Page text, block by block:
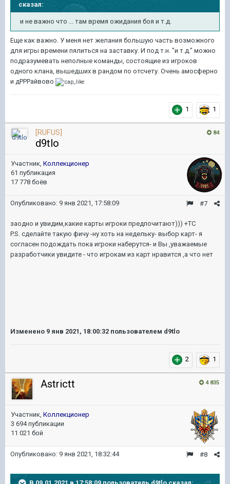
сказал:
и не важно что ... там время ожидания боя и т.д.
Еще как важно. У меня нет желания большую часть возможного
для игры времени пялиться на заставку. И под т.н. "и т.д." можно
подразумевать неполные команды, состоящие из игроков
одного клана, вышедших в рандом по отсчету. Очень амосферно
и дРРРайвово
1 1
84
[RUFUS]
d9tlo
Участник, Коллекционер
61 публикация
17 778 боёв
#7
Опубликовано: 9 янв 2021, 17:58:09
заодно и увидим,какие карты игроки предпочитают))) +ТС
P.S. сделайте такую фичу -ну хоть на недельку- выбор карт- я
согласен подождать пока игроки наберутся- и Вы ,уважаемые
разработчики увидите - что игрокам из карт нравится ,а что нет
Изменено 9 янв 2021, 18:00:32 пользователем d9tlo
2 1
4 835
Astrictt
Участник, Коллекционер
3 694 публикации
11 021 бой
#8
Опубликовано: 9 янв 2021, 18:32:44